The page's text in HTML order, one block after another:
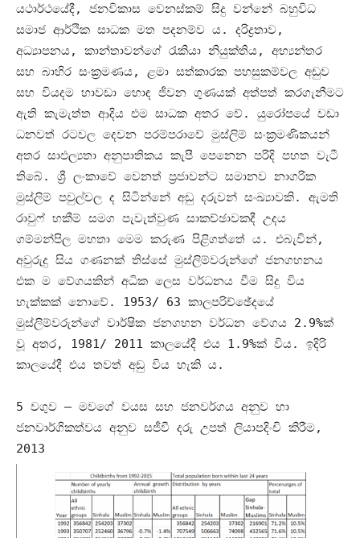
යථාර්ථයේදී, ජනවිකාස වෙනස්කම් සිදු වන්නේ බහුවිධ
සමාජ ආර්ථික සාධක මත පදනම්ව ය. දරිද්‍රතාව,
අධ්‍යාපනය, කාන්තාවන්ගේ රැකියා නියුක්තිය, අභ්‍යන්තර
සහ බාහිර සංක්‍රමණය, ළමා සත්කාරක පහසුකම්වල අඩුව
සහ වියදම හාවඩා හොඳ ජීවන ගුණයක් අත්පත් කරගැනීමට
ඇති කැමැත්ත ආදිය එම සාධක අතර වේ. යුරෝපයේ වඩා
ධනවත් රටවල දෙවන පරම්පරාවේ මුස්ලිම් සංක්‍රමණිකයන්
අතර සාඵල්‍යතා අනුපාතිකය කැපී පෙනෙන පරිදි පහත වැටී
තිබේ . ශ්‍රී ලංකාවේ වෙනත් ප්‍රජාවන්ට සමානව නාගරික
මුස්ලිම් පවුල්වල ද සිටින්නේ අඩු දරුවන් සංඛ්‍යාවකි. ඇමති
රාවුෆ් හකීම් සමග පැවැත්වුණ සාකච්ඡාවකදී උදය
ගම්මන්පිල මහතා මෙම කරුණ පිළිගත්තේ ය. එබැවින්,
අවුරුදු සිය ගණනක් තිස්සේ මුස්ලිම්වරුන්ගේ ජනගහනය
එක ම වේගයකින් අධික ලෙස වර්ධනය වීම සිදු විය
හැක්කක් නොවේ. 1953/ 63 කාලපරිච්ඡේදයේ
මුස්ලිම්වරුන්ගේ වාර්ෂික ජනගහන වර්ධන වේගය 2.9%ක්
වූ අතර, 1981/ 2011 කාලයේදී එය 1.9%ක් විය. ඉදිරි
කාලයේදී එය තවත් අඩු විය හැකි ය.
5 වගුව – මවගේ වයස සහ ජනවර්ගය අනුව හා
ජනවාර්ගිකත්වය අනුව සජීවී දරු උපත් ලියාපදිංචි කිරීම,
2013